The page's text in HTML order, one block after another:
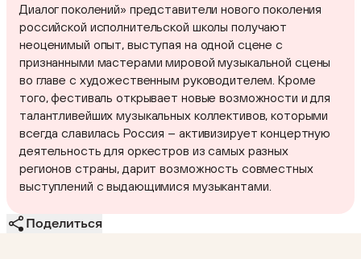
Диалог поколений» представители нового поколения
российской исполнительской школы получают
неоценимый опыт, выступая на одной сцене с
признанными мастерами мировой музыкальной сцены
во главе с художественным руководителем. Кроме
того, фестиваль открывает новые возможности и для
талантливейших музыкальных коллективов, которыми
всегда славилась Россия – активизирует концертную
деятельность для оркестров из самых разных
регионов страны, дарит возможность совместных
выступлений с выдающимися музыкантами.
Поделиться